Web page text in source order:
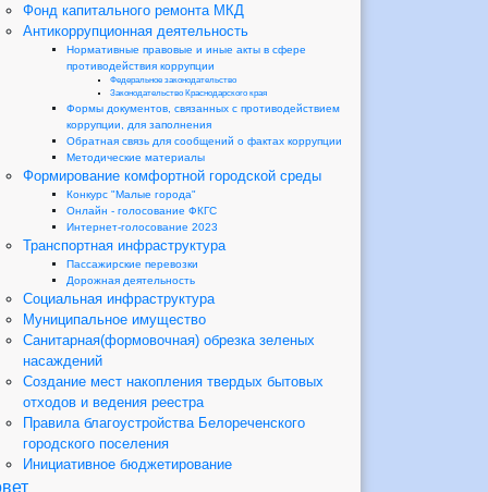
Фонд капитального ремонта МКД
Антикоррупционная деятельность
Нормативные правовые и иные акты в сфере
противодействия коррупции
Федеральное законодательство
Законодательство Краснодарского края
Формы документов, связанных с противодействием
коррупции, для заполнения
Обратная связь для сообщений о фактах коррупции
Методические материалы
Формирование комфортной городской среды
Конкурс "Малые города"
Онлайн - голосование ФКГС
Интернет-голосование 2023
Транспортная инфраструктура
Пассажирские перевозки
Дорожная деятельность
Социальная инфраструктура
Муниципальное имущество
Санитарная(формовочная) обрезка зеленых
насаждений
Создание мест накопления твердых бытовых
отходов и ведения реестра
Правила благоустройства Белореченского
городского поселения
Инициативное бюджетирование